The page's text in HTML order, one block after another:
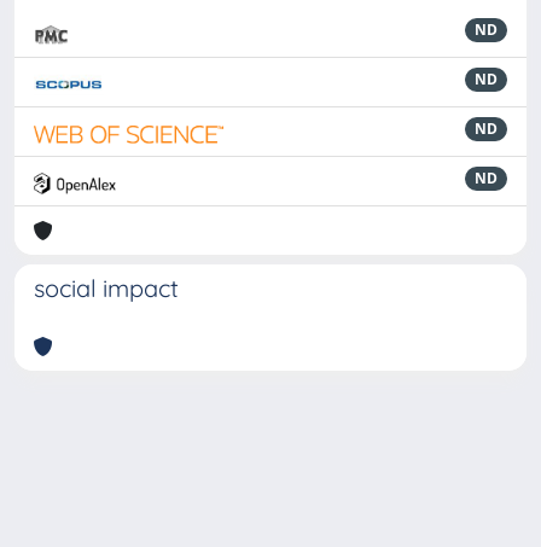
ND
ND
ND
ND
social impact